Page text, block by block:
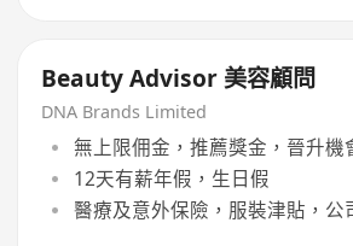
Beauty Advisor 美容顧問
DNA Brands Limited
無上限佣金，推薦獎金，晉升機
12天有薪年假，生日假
醫療及意外保險，服裝津貼，公